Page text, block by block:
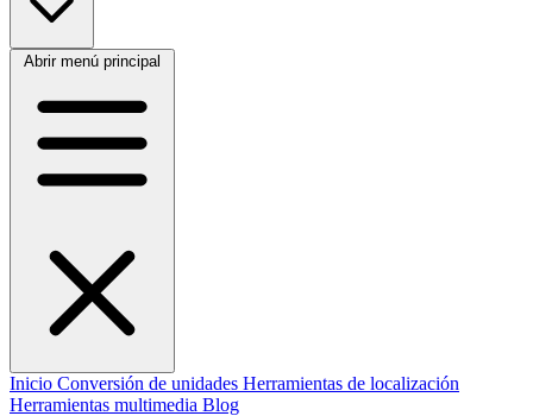
Abrir menú principal
Inicio Conversión de unidades Herramientas de localización
Herramientas multimedia Blog